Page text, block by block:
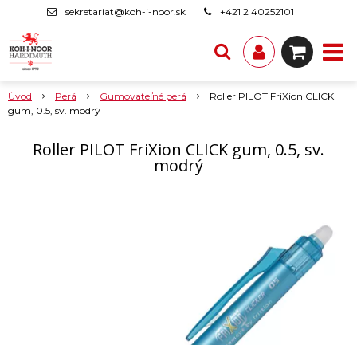
sekretariat@koh-i-noor.sk +421 2 40252101
Úvod Perá Gumovateľné perá
Roller PILOT FriXion CLICK
gum, 0.5, sv. modrý
Roller PILOT FriXion CLICK gum, 0.5, sv.
modrý